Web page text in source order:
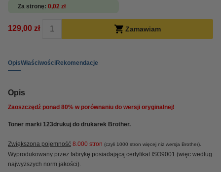
Za stronę 0,02 zł
129,00 zł Zamawiam
OpisWłaściwościRekomendacje
Opis
Zaoszczędź ponad 80% w porównaniu do wersji oryginalnej!
Toner marki 123drukuj do drukarek Brother.
Zwiększona pojemność 8.000 stron (czyli 1000 stron więcej niż wersja Brother).
Wyprodukowany przez fabrykę posiadającą certyfikat ISO9001 (więc według
najwyższych norm jakości).